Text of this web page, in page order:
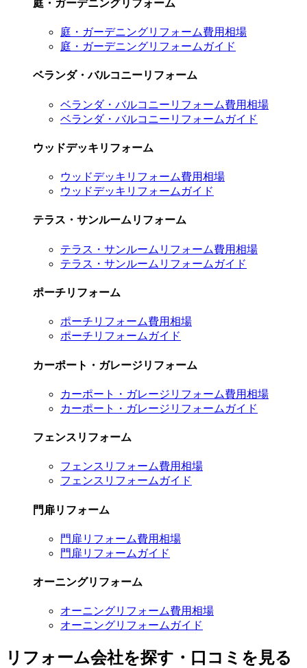
庭・ガーデニングリフォーム
庭・ガーデニングリフォーム費用相場
庭・ガーデニングリフォームガイド
ベランダ・バルコニーリフォーム
ベランダ・バルコニーリフォーム費用相場
ベランダ・バルコニーリフォームガイド
ウッドデッキリフォーム
ウッドデッキリフォーム費用相場
ウッドデッキリフォームガイド
テラス・サンルームリフォーム
テラス・サンルームリフォーム費用相場
テラス・サンルームリフォームガイド
ポーチリフォーム
ポーチリフォーム費用相場
ポーチリフォームガイド
カーポート・ガレージリフォーム
カーポート・ガレージリフォーム費用相場
カーポート・ガレージリフォームガイド
フェンスリフォーム
フェンスリフォーム費用相場
フェンスリフォームガイド
門扉リフォーム
門扉リフォーム費用相場
門扉リフォームガイド
オーニングリフォーム
オーニングリフォーム費用相場
オーニングリフォームガイド
リフォーム会社を探す・口コミを見る